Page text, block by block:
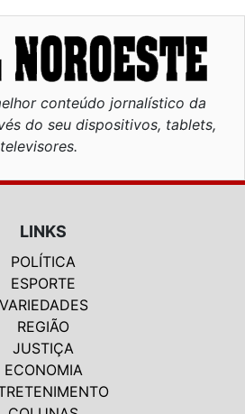
conteúdo jornalístico da
do seu dispositivos, tablets,
LINKS
POLÍTICA
ESPORTE
VARIEDADES
REGIÃO
JUSTIÇA
ECONOMIA